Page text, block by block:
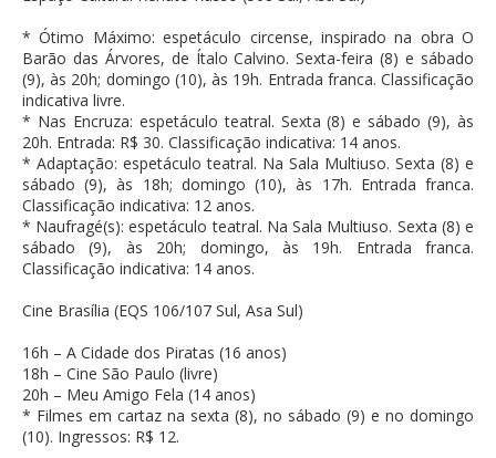
* Ótimo Máximo: espetáculo circense, inspirado na obra O
Barão das Árvores, de Ítalo Calvino. Sexta-feira (8) e sábado
(9), às 20h; domingo (10), às 19h. Entrada franca. Classificação
indicativa livre.
* Nas Encruza: espetáculo teatral. Sexta (8) e sábado (9), às
20h. Entrada: R$ 30. Classificação indicativa: 14 anos.
* Adaptação: espetáculo teatral. Na Sala Multiuso. Sexta (8) e
sábado (9), às 18h; domingo (10), às 17h. Entrada franca.
Classificação indicativa: 12 anos.
* Naufragé(s): espetáculo teatral. Na Sala Multiuso. Sexta (8) e
sábado (9), às 20h; domingo, às 19h. Entrada franca.
Classificação indicativa: 14 anos.
Cine Brasília (EQS 106/107 Sul, Asa Sul)
16h – A Cidade dos Piratas (16 anos)
18h – Cine São Paulo (livre)
20h – Meu Amigo Fela (14 anos)
* Filmes em cartaz na sexta (8), no sábado (9) e no domingo
(10). Ingressos: R$ 12.